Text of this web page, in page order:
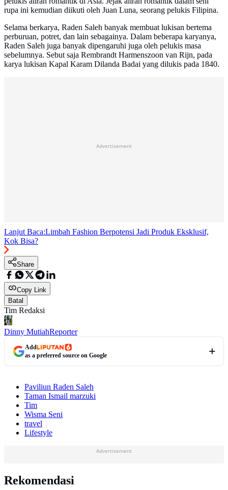
rupa ini kemudian diikuti oleh Juan Luna, seorang pelukis Filipina.
Selama berkarya, Raden Saleh banyak membuat lukisan bertema
perburuan, potret, dan lain sebagainya. Dalam beberapa karyanya,
Raden Saleh juga banyak dipengaruhi juga oleh pelukis masa
sebelumnya. Sebut saja Rembrandt Harmenszoon van Rijn, pada
karya lukisan Kapal Karam Dilanda Badai yang dilukis pada 1840.
Advertisement
Lanjut Baca:Limbah Fashion Berpotensi Jadi Produk Eksklusif,
Kok Bisa?
Share
Copy Link
Batal
Tim Redaksi
Dinny MutiahReporter
Add
as a preferred source on Google
Paviliun Raden Saleh
Taman Ismail marzuki
Tim
Wisma Seni
travel
Lifestyle
Advertisement
Rekomendasi